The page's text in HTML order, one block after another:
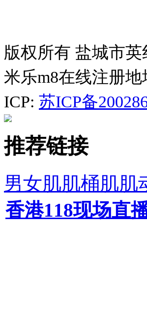
版权所有 盐城市
米乐m8在线注册
ICP: 苏ICP备
推荐链接
男女肌肌桶肌肌
香港118现场直